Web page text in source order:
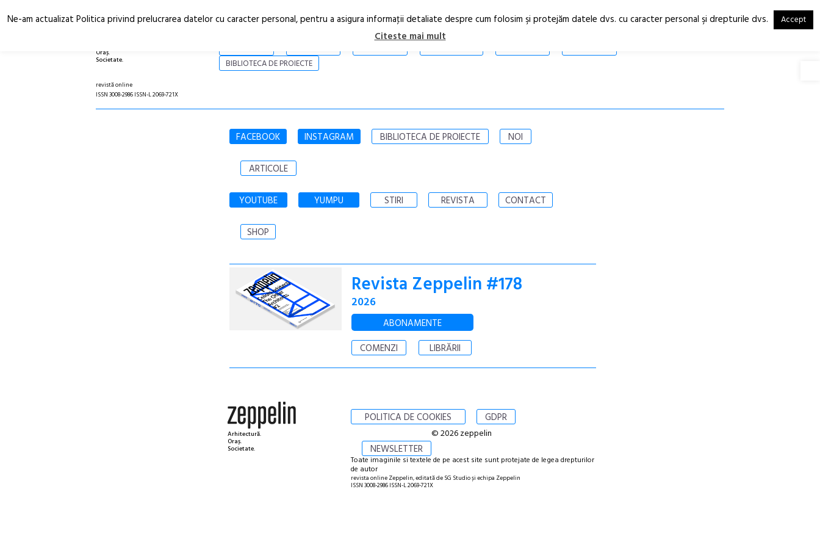
Oraș.
Societate.
RO
EN
BIBLIOTECA DE PROIECTE
revistă online
ISSN 3008-2986 ISSN-L 2069-721X
FACEBOOK INSTAGRAM BIBLIOTECA DE PROIECTE NOI
ARTICOLE
YOUTUBE YUMPU STIRI REVISTA CONTACT
SHOP
Revista Zeppelin #178
2026
ABONAMENTE
COMENZI
LIBRĂRII
Arhitectură.
Oraș.
Societate.
POLITICA DE COOKIES GDPR
NEWSLETTER
© 2026 zeppelin
Toate imaginile si textele de pe acest site sunt protejate de legea drepturilor
de autor
revista online Zeppelin, editată de SG Studio și echipa Zeppelin
ISSN 3008-2986 ISSN-L 2069-721X
Ne-am actualizat Politica privind prelucrarea datelor cu caracter personal, pentru a asigura informaţii detaliate despre cum folosim şi protejăm datele dvs. cu caracter personal şi drepturile dvs. Accept
Citeste mai mult